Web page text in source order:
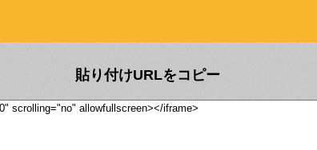
貼り付けURLをコピー